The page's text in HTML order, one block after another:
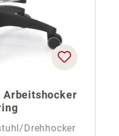
Arbeitshocker
Drehhocker